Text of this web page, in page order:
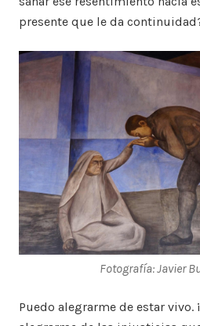
presente que le da
Fotografía: Javier
Puedo alegrarme de estar vivo.